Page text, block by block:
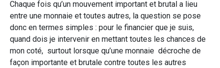
Chaque fois qu’un mouvement important et brutal a lieu
entre une monnaie et toutes autres, la question se pose
donc en termes simples : pour le financier que je suis,
quand dois je intervenir en mettant toutes les chances de
mon coté, surtout lorsque qu’une monnaie décroche de
façon importante et brutale contre toutes les autres